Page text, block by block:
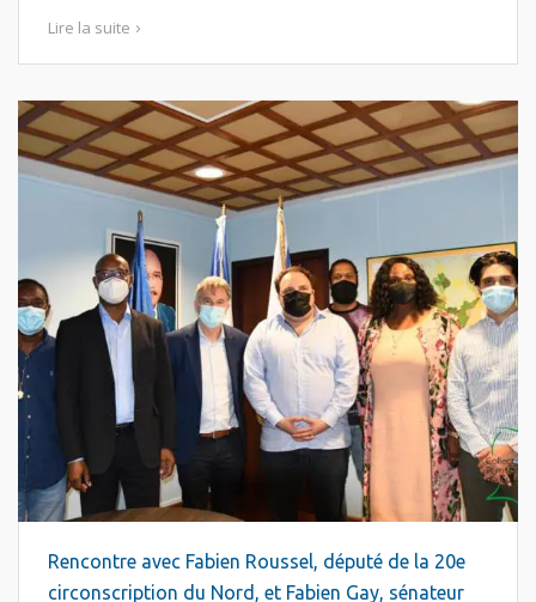
Lire la suite
Rencontre avec Fabien Roussel, député de la 20e
circonscription du Nord, et Fabien Gay, sénateur